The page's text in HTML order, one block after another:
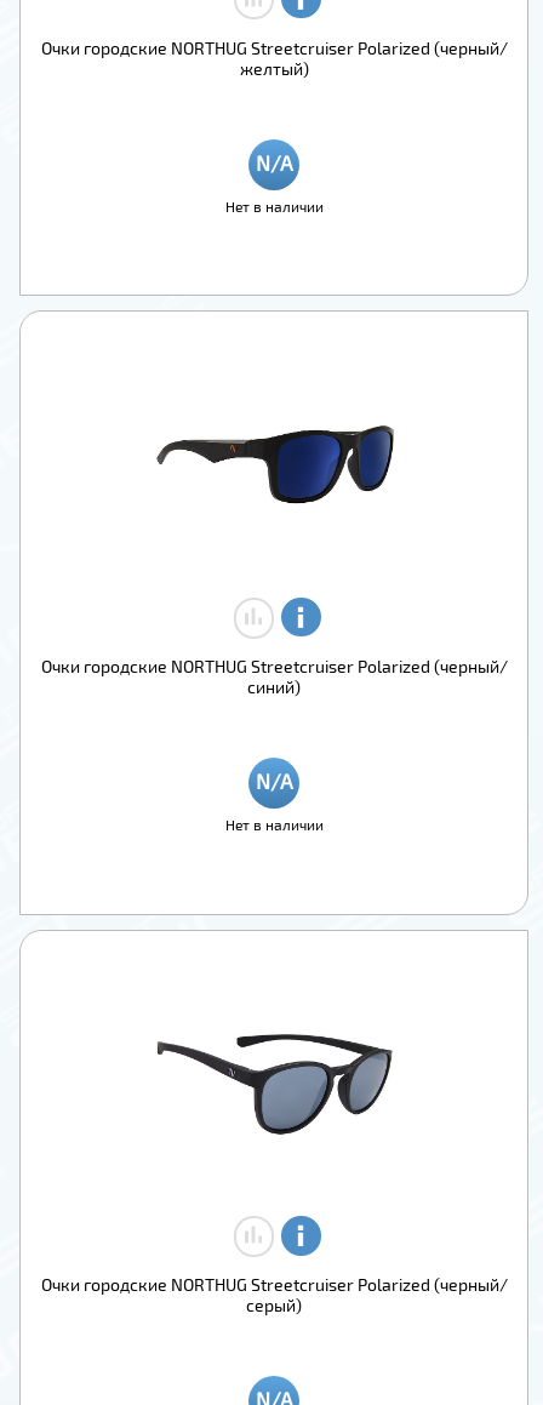
Очки городские NORTHUG Streetcruiser Polarized (черный/
желтый)
Нет в наличии
Очки городские NORTHUG Streetcruiser Polarized (черный/
синий)
Нет в наличии
Очки городские NORTHUG Streetcruiser Polarized (черный/
серый)